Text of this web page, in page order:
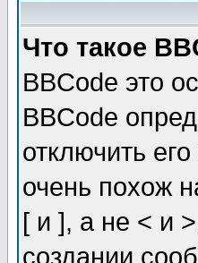
Что такое
BBCode это
BBCode
отключить
очень похож
[ и ], а не < и
создании